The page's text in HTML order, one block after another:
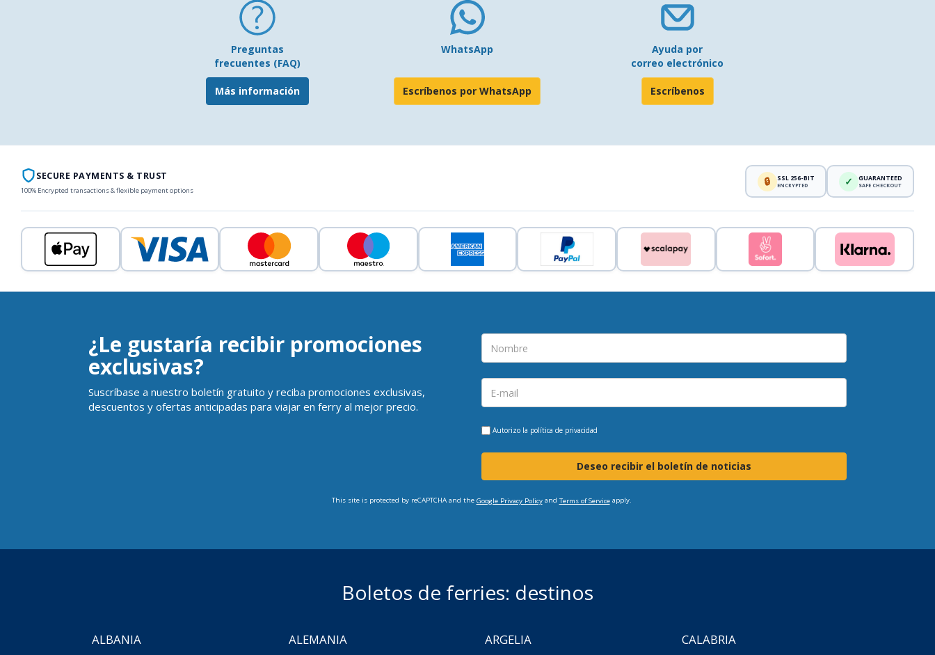
Preguntas
frecuentes (FAQ)
Más información
WhatsApp
Escríbenos por WhatsApp
Ayuda por
correo electrónico
Escríbenos
SECURE PAYMENTS & TRUST
100% Encrypted transactions & flexible payment options
🔒 SSL 256-BIT
ENCRYPTED ✓ GUARANTEED
SAFE CHECKOUT
¿Le gustaría recibir promociones
exclusivas?
Suscríbase a nuestro boletín gratuito y reciba promociones exclusivas,
descuentos y ofertas anticipadas para viajar en ferry al mejor precio.
Autorizo la política de privacidad
Deseo recibir el boletín de noticias
This site is protected by reCAPTCHA and the Google Privacy Policyand Terms of Serviceapply.
Boletos de ferries: destinos
ALBANIA ALEMANIA ARGELIA
CALABRIA